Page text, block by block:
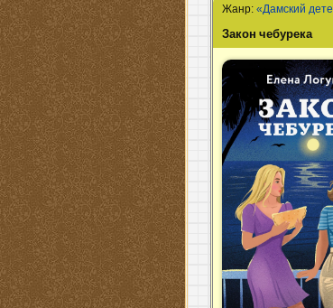
Жанр:«Дамский
Закон чебурека